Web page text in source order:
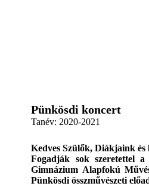
Pünkösdi koncert
Tanév: 2020-2021
Kedves Szülők, Diákjaink
Fogadják sok szeretettel
Gimnázium Alapfokú
Pünkösdi összművészeti